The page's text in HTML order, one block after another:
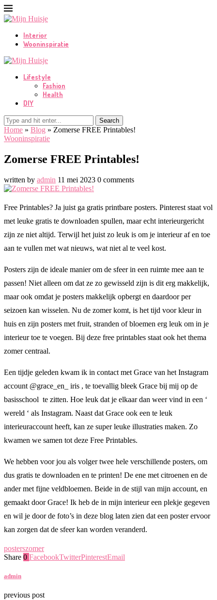
Interior
Wooninspiratie
Lifestyle
Fashion
Health
DIY
Search
Home » Blog » Zomerse FREE Printables!
Wooninspiratie
Zomerse FREE Printables!
written by admin 11 mei 2023 0 comments
Free Printables? Ja juist ga gratis printbare posters. Pinterest staat vol
met leuke gratis te downloaden spullen, maar echt interieurgericht
zijn ze niet altijd. Terwijl het juist zo leuk is om je interieur af en toe
aan te vullen met wat nieuws, wat niet al te veel kost.
Posters zijn de ideale manier om de sfeer in een ruimte mee aan te
passen! Niet alleen om dat ze zo gewisseld zijn is dit erg makkelijk,
maar ook omdat je posters makkelijk opbergt en daardoor per
seizoen kan wisselen. Nu de zomer komt, is het tijd voor kleur in
huis en zijn posters met fruit, stranden of bloemen erg leuk om in je
interieur toe te voegen. Bij deze free printables staat ook het thema
zomer centraal.
Een tijdje geleden kwam ik in contact met Grace van het Instagram
account @grace_en_ iris , te toevallig bleek Grace bij mij op de
basisschool te zitten. Hoe leuk dat je elkaar dan weer vind in een ‘
wereld ‘ als Instagram. Naast dat Grace ook een te leuk
interieuraccount heeft, kan ze super leuke illustraties maken. Zo
kwamen we samen tot deze Free Printables.
We hebben voor jou als volger twee hele verschillende posters, om
dus gratis te downloaden en te printen! De ene met citroenen en de
ander met fijne veldbloemen. Beide in de stijl van mijn account, en
gemaakt door Grace! Ik heb de in mijn interieur een plekje gegeven
en wil je door de foto’s in deze blog laten zien dat een poster ervoor
kan zorgen dat de sfeer kan worden veranderd.
posterszomer
Share 0 FacebookTwitterPinterestEmail
admin
previous post